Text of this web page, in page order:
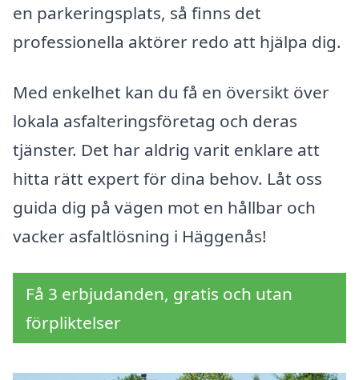
en parkeringsplats, så finns det
professionella aktörer redo att hjälpa dig.
Med enkelhet kan du få en översikt över
lokala asfalteringsföretag och deras
tjänster. Det har aldrig varit enklare att
hitta rätt expert för dina behov. Låt oss
guida dig på vägen mot en hållbar och
vacker asfaltlösning i Häggenås!
Få 3 erbjudanden, gratis och utan
förpliktelser